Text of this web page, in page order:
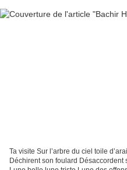
Ta visite Sur l’arbre du ciel toile
Déchirent son foulard Désaccordent